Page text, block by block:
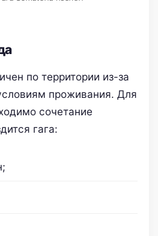
по территории из-за
проживания. Для
сочетание
гага: